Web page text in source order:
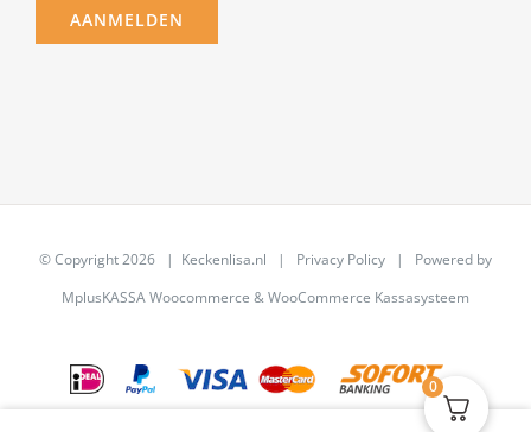
© Copyright2026 | Keckenlisa.nl | Privacy Policy | Powered by
MplusKASSA Woocommerce &WooCommerce Kassasysteem
0